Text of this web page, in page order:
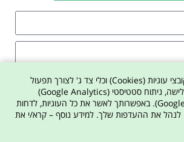
הפרטיות באתר
באתר נעשה שימוש בקובצי עוגיות (Cookies) וכלי צד ג' לצורך תפעול
האתר, שיפור חוויית הגלישה, ניתוח סטטיסטי (Google Analytics)
והתאמת פרסום (Google Ads). באפשרותך לאשר את כל העוגיות, לדחות
או לנהל את ההעדפות שלך. למידע נוסף – קרא/י את